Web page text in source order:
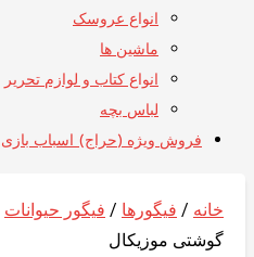
انواع عروسک
ماشین ها
انواع کتاب و لوازم تحریر
لباس بچه
فروش ویژه (حراج) اسباب بازی
خانه / فیگورها / فیگور حیوانات
گوشتی موزیکال